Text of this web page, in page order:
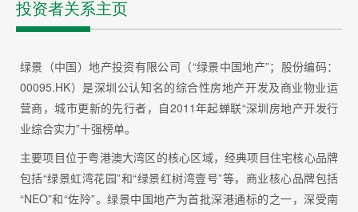
投资者关系主页